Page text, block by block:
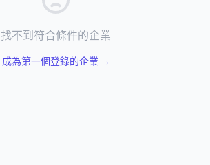
找不到符合條件的企業
成為第一個登錄的企業 →